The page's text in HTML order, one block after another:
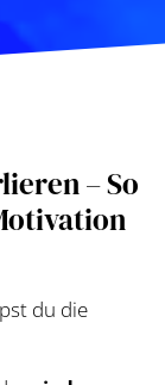
– So
du die